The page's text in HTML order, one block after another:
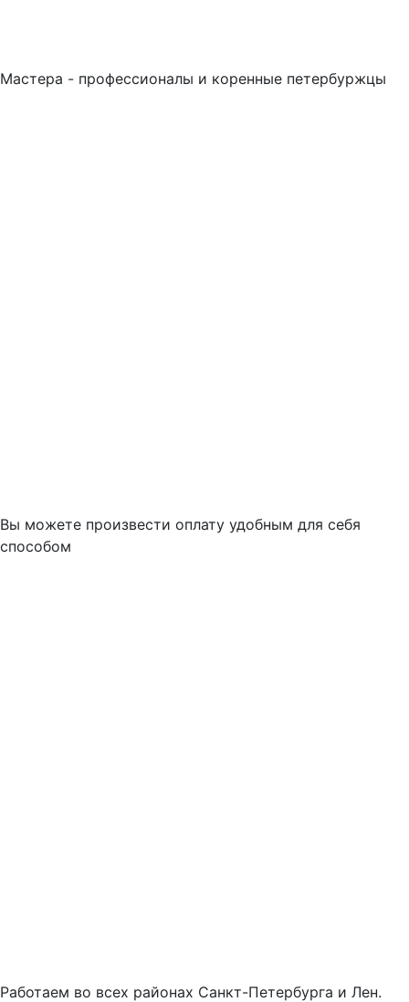
Мастера - профессионалы и коренные петербуржцы
Вы можете произвести оплату удобным для себя
способом
Работаем во всех районах Санкт-Петербурга и Лен.